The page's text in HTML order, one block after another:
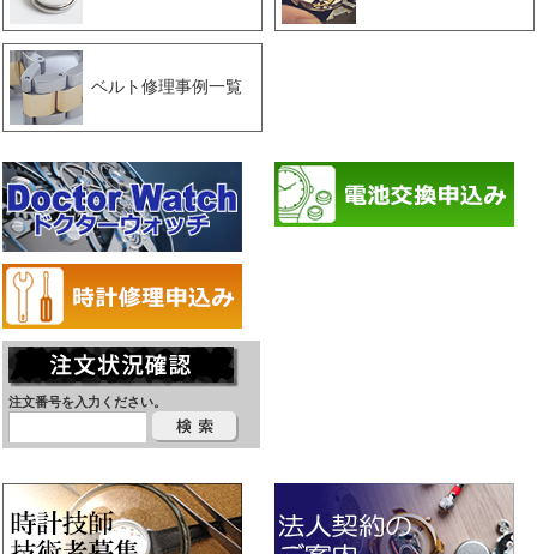
ベルト修理事例一覧
注文番号を入力ください。